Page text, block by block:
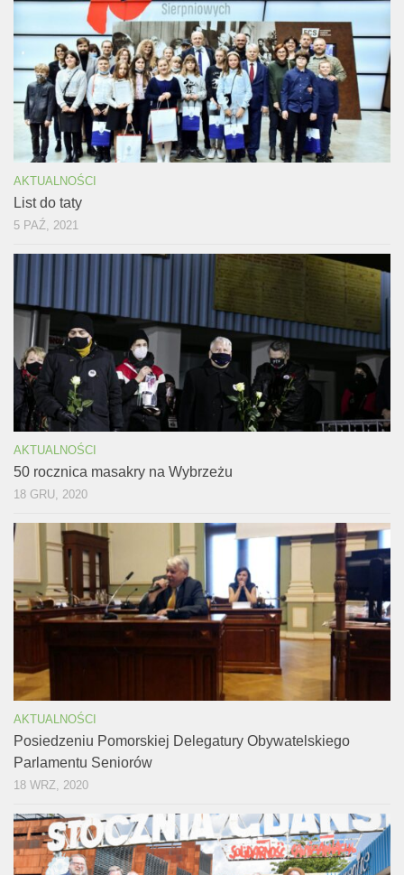
AKTUALNOŚCI
List do taty
5 PAŹ, 2021
AKTUALNOŚCI
50 rocznica masakry na Wybrzeżu
18 GRU, 2020
AKTUALNOŚCI
Posiedzeniu Pomorskiej Delegatury Obywatelskiego
Parlamentu Seniorów
18 WRZ, 2020